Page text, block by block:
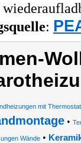
:
mit Thermostat
•
Wände•